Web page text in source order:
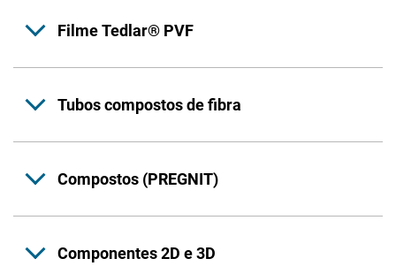
Filme Tedlar® PVF
Tubos compostos de fibra
Compostos (PREGNIT)
Componentes 2D e 3D